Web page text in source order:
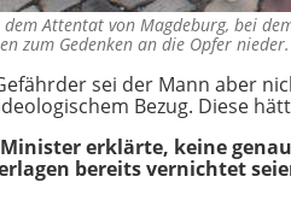
dem Attentat von Magdeburg, bei
zum Gedenken an die Opfer
sei der Mann aber
Bezug. Diese
erklärte, keine
bereits vernichtet